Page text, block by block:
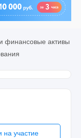
финансовые активы
на участие